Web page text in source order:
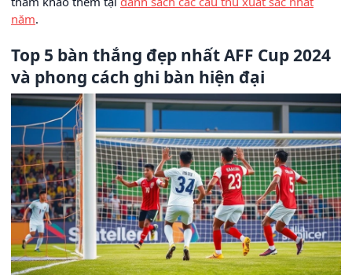
năm.
Top 5 bàn thắng đẹp nhất AFF Cup 2024
và phong cách ghi bàn hiện đại